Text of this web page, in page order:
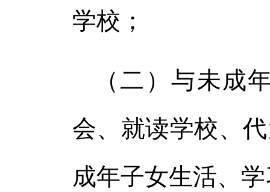
学校；
（二）与未成
会、就读学校、
成年子女生活、